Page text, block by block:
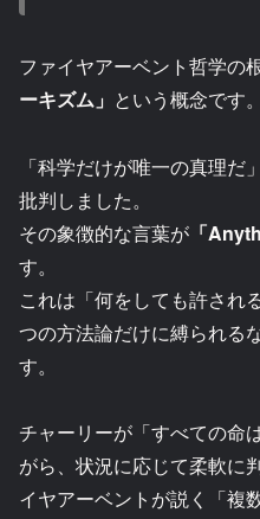
ファイヤアーベント哲学の
ーキズム」 という概念です。
「科学だけが唯一の真理
批判しました。
その象徴的な言葉が 「
す。
これは「何をしても許され
つの方法論だけに縛られる
す。
チャーリーが「すべての命
がら、状況に応じて柔軟に
イヤアーベントが説く「複